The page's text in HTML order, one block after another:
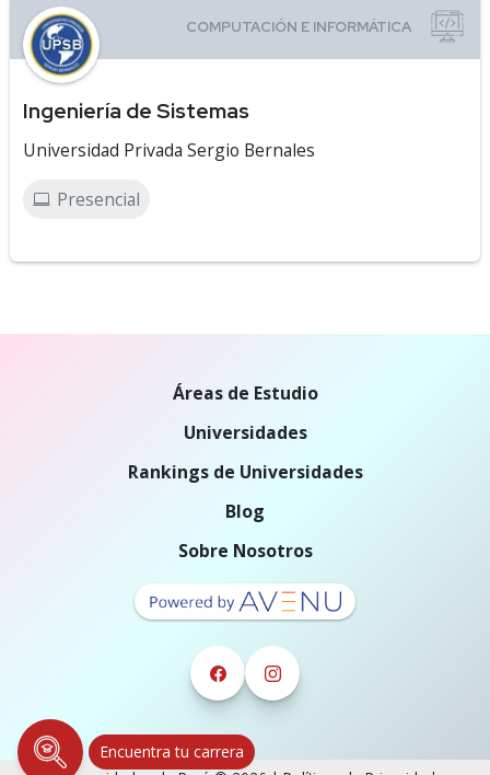
Ingeniería de Sistemas
Universidad Privada Sergio Bernales
Presencial
Encuentra tu carrera
Áreas de Estudio
Universidades
Rankings de Universidades
Blog
Sobre Nosotros